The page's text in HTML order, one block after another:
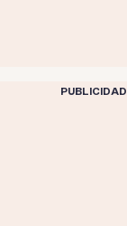
PUBLICIDAD